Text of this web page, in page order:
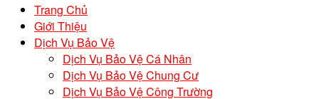
Trang Chủ
Giới Thiệu
Dịch Vụ Bảo Vệ
Dịch Vụ Bảo Vệ Cá Nhân
Dịch Vụ Bảo Vệ Chung Cư
Dịch Vụ Bảo Vệ Công Trường